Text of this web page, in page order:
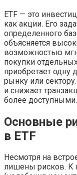
ETF — это
как акции. Его
определенного
объясняется
возможностью
покупки
приобретает одну
рынку или
и снижает
более доступными.
Основные
в ETF
Несмотря на
лишены рисков. К